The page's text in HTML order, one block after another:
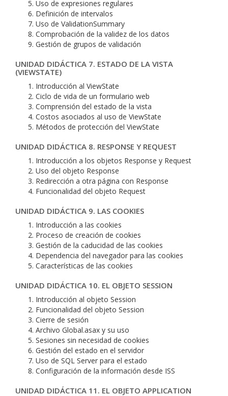
Uso de expresiones regulares
Definición de intervalos
Uso de ValidationSummary
Comprobación de la validez de los datos
Gestión de grupos de validación
UNIDAD DIDÁCTICA 7. ESTADO DE LA VISTA
(VIEWSTATE)
Introducción al ViewState
Ciclo de vida de un formulario web
Comprensión del estado de la vista
Costos asociados al uso de ViewState
Métodos de protección del ViewState
UNIDAD DIDÁCTICA 8. RESPONSE Y REQUEST
Introducción a los objetos Response y Request
Uso del objeto Response
Redirección a otra página con Response
Funcionalidad del objeto Request
UNIDAD DIDÁCTICA 9. LAS COOKIES
Introducción a las cookies
Proceso de creación de cookies
Gestión de la caducidad de las cookies
Dependencia del navegador para las cookies
Características de las cookies
UNIDAD DIDÁCTICA 10. EL OBJETO SESSION
Introducción al objeto Session
Funcionalidad del objeto Session
Cierre de sesión
Archivo Global.asax y su uso
Sesiones sin necesidad de cookies
Gestión del estado en el servidor
Uso de SQL Server para el estado
Configuración de la información desde ISS
UNIDAD DIDÁCTICA 11. EL OBJETO APPLICATION